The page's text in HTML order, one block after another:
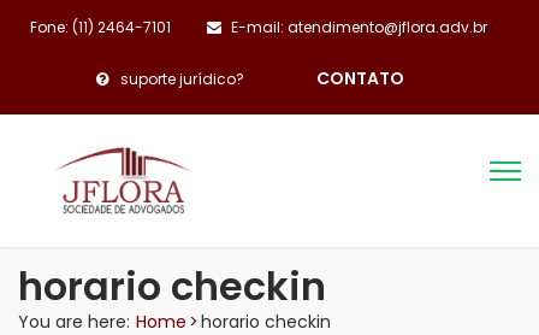
Fone: (11) 2464-7101 E-mail: atendimento@jflora.adv.br
suporte jurídico? CONTATO
horario checkin
You are here: Home >horario checkin